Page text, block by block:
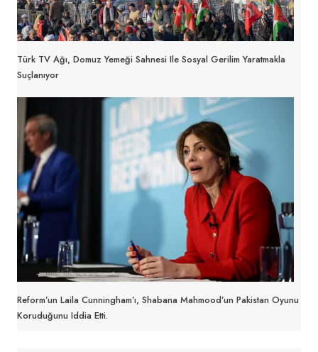
Türk TV Ağı, Domuz Yemeği Sahnesi Ile Sosyal Gerilim Yaratmakla
Suçlanıyor
Reform’un Laila Cunningham’ı, Shabana Mahmood’un Pakistan Oyunu
Koruduğunu Iddia Etti.